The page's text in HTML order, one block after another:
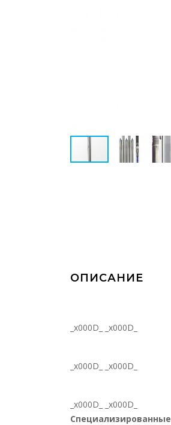
ОПИСАНИЕ
_x000D_ _x000D_
_x000D_ _x000D_
_x000D_ _x000D_